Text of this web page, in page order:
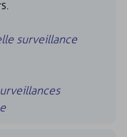
surveillance